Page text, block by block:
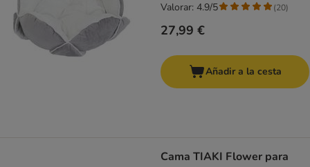
27,99 €
Valorar: 4.9/5 (20)
Añadir a la cesta
Cama TIAKI Flower para